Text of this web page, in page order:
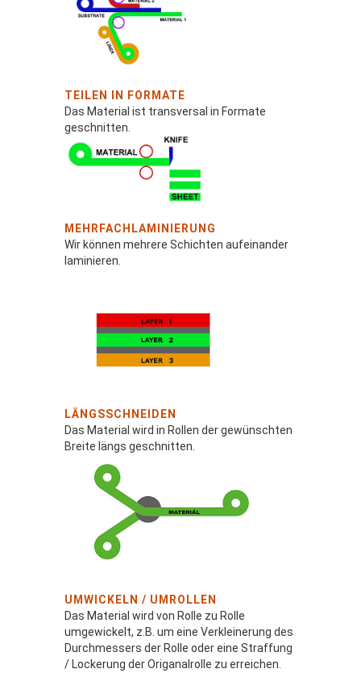
TEILEN IN FORMATE
Das Material ist transversal in Formate
geschnitten.
MEHRFACHLAMINIERUNG
Wir können mehrere Schichten aufeinander
laminieren.
LÄNGSSCHNEIDEN
Das Material wird in Rollen der gewünschten
Breite längs geschnitten.
UMWICKELN / UMROLLEN
Das Material wird von Rolle zu Rolle
umgewickelt, z.B. um eine Verkleinerung des
Durchmessers der Rolle oder eine Straffung
/ Lockerung der Origanalrolle zu erreichen.